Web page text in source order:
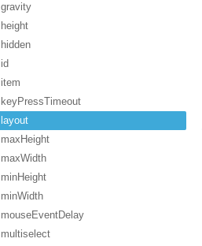
gravity
height
hidden
id
item
keyPressTimeout
layout
maxHeight
maxWidth
minHeight
minWidth
mouseEventDelay
multiselect